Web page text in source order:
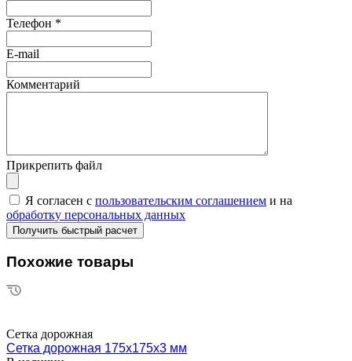
Телефон *
E-mail
Комментарий
Прикрепить файл
Я согласен с пользовательским соглашением и на
обработку персональных данных
Похожие товары
Сетка дорожная
Сетка дорожная 175х175х3 мм